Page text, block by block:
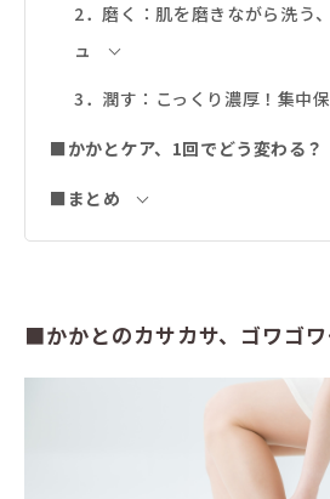
2．磨く：肌を磨きながら洗う
ュ
3．潤す：こっくり濃厚！集中
■かかとケア、1回でどう変わる？
■まとめ
■かかとのカサカサ、ゴワゴ